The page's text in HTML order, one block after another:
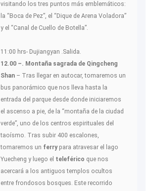
visitando los tres puntos más emblemáticos:
la “Boca de Pez”, el “Dique de Arena Voladora”
y el “Canal de Cuello de Botella”.
11:00 hrs- Dujiangyan .Salida.
12.00 –. Montaña sagrada de Qingcheng
Shan – Tras llegar en autocar, tomaremos un
bus panorámico que nos lleva hasta la
entrada del parque desde donde iniciaremos
el ascenso a pie, de la “montaña de la ciudad
verde”, uno de los centros espirituales del
taoísmo. Tras subir 400 escalones,
tomaremos un ferrypara atravesar el lago
Yuecheng y luego el teleférico que nos
acercará a los antiguos templos ocultos
entre frondosos bosques. Este recorrido